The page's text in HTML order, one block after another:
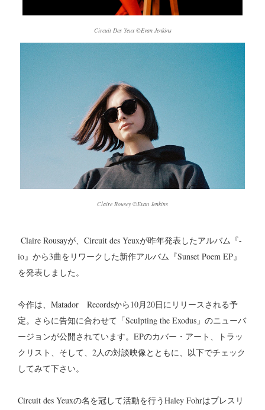
Circuit Des Yeux ©Evan Jenkins
Claire Rousey ©Evan Jenkins
Claire Rousayが、Circuit des Yeuxが昨年発表したアルバム『-
io』から3曲をリワークした新作アルバム『Sunset Poem EP』
を発表しました。
今作は、Matador Recordsから10月20日にリリースされる予
定。さらに告知に合わせて「Sculpting the Exodus」のニューバ
ージョンが公開されています。EPのカバー・アート、トラッ
クリスト、そして、2人の対談映像とともに、以下でチェック
してみて下さい。
Circuit des Yeuxの名を冠して活動を行うHaley Fohrはプレスリ